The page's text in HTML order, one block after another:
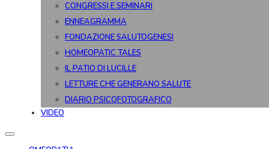
CONGRESSI E SEMINARI
ENNEAGRAMMA
FONDAZIONE SALUTOGENESI
HOMEOPATIC TALES
IL PATIO DI LUCILLE
LETTURE CHE GENERANO SALUTE
DIARIO PSICOFOTOGRAFICO
VIDEO